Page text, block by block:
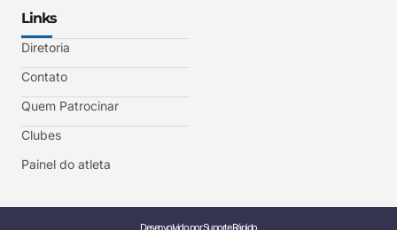
Links
Diretoria
Contato
Quem Patrocinar
Clubes
Painel do atleta